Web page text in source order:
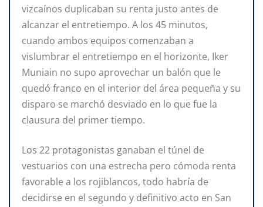
vizcaínos duplicaban su renta justo antes de
alcanzar el entretiempo. A los 45 minutos,
cuando ambos equipos comenzaban a
vislumbrar el entretiempo en el horizonte, Iker
Muniain no supo aprovechar un balón que le
quedó franco en el interior del área pequeña y su
disparo se marchó desviado en lo que fue la
clausura del primer tiempo.
Los 22 protagonistas ganaban el túnel de
vestuarios con una estrecha pero cómoda renta
favorable a los rojiblancos, todo habría de
decidirse en el segundo y definitivo acto en San